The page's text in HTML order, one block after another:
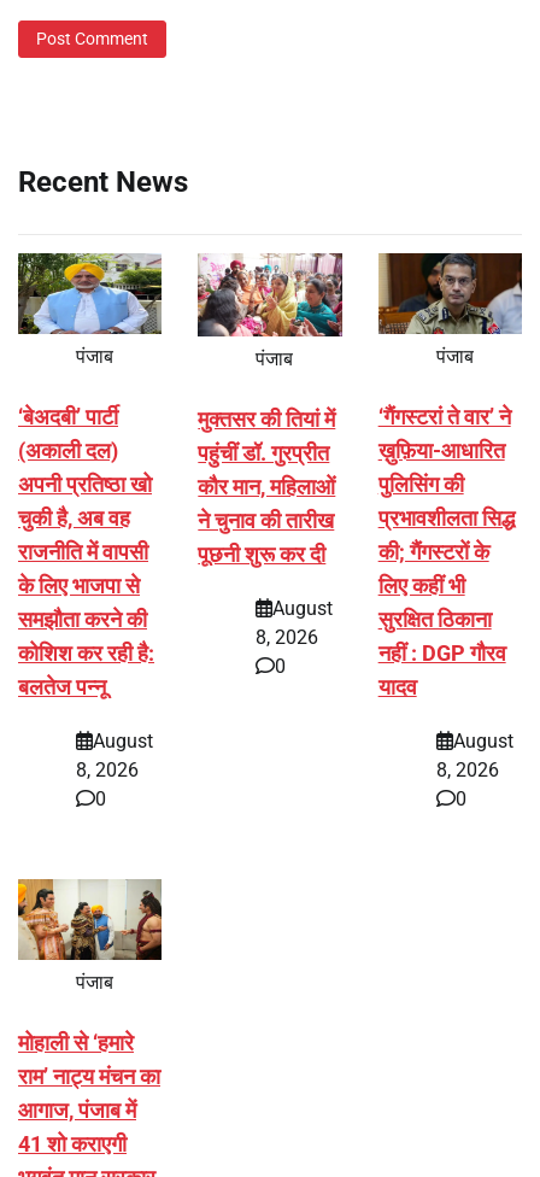
Recent News
पंजाब
‘बेअदबी’ पार्टी
(अकाली दल)
अपनी प्रतिष्ठा खो
चुकी है, अब वह
राजनीति में वापसी
के लिए भाजपा से
समझौता करने की
कोशिश कर रही है:
बलतेज पन्नू
August
8, 2026
0
पंजाब
मुक्तसर की तियां में
पहुंचीं डॉ. गुरप्रीत
कौर मान, महिलाओं
ने चुनाव की तारीख
पूछनी शुरू कर दी
August
8, 2026
0
पंजाब
‘गैंगस्टरां ते वार’ ने
ख़ुफ़िया-आधारित
पुलिसिंग की
प्रभावशीलता सिद्ध
की; गैंगस्टरों के
लिए कहीं भी
सुरक्षित ठिकाना
नहीं : DGP गौरव
यादव
August
8, 2026
0
पंजाब
मोहाली से ‘हमारे
राम’ नाट्य मंचन का
आगाज, पंजाब में
41 शो कराएगी